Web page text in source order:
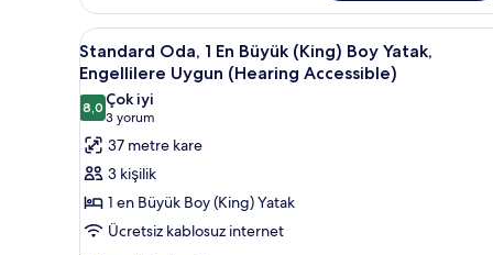
Yatak
(Suite)
hakkında
daha
fazla
detay
Standard
Oda,
1
En
Büyük
(King)
Boy
Yatak,
Engellilere
Kaliteli yatak takımı, kuştüyü
8
Standard Oda, 1 En Büyük (King) Boy Yatak,
Engellilere Uygun (Hearing Accessible)
8,08,0 / 10
Çok iyi
3 yorum
(3
yorum)
37 metre kare
3 kişilik
1 en Büyük Boy (King) Yatak
Ücretsiz kablosuz internet